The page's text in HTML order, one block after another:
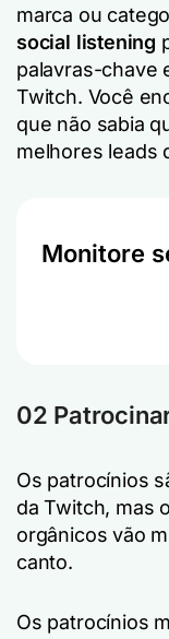
marca ou
social listening
palavras-chave
Twitch. Você
que não sabia
melhores leads
Monitore
02
Os patrocínios
da Twitch, mas
orgânicos vão
canto.
Os patrocínios